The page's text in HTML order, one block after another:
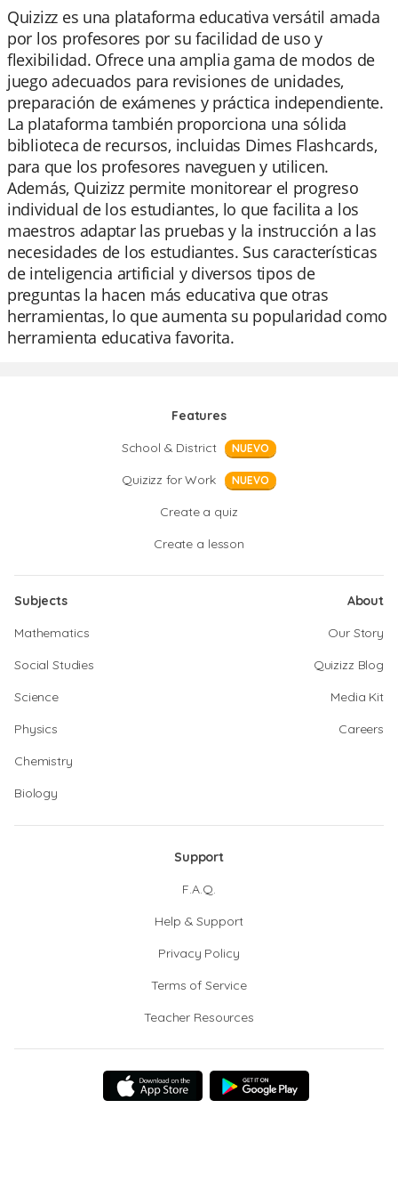
Quizizz es una plataforma educativa versátil amada
por los profesores por su facilidad de uso y
flexibilidad. Ofrece una amplia gama de modos de
juego adecuados para revisiones de unidades,
preparación de exámenes y práctica independiente.
La plataforma también proporciona una sólida
biblioteca de recursos, incluidas Dimes Flashcards,
para que los profesores naveguen y utilicen.
Además, Quizizz permite monitorear el progreso
individual de los estudiantes, lo que facilita a los
maestros adaptar las pruebas y la instrucción a las
necesidades de los estudiantes. Sus características
de inteligencia artificial y diversos tipos de
preguntas la hacen más educativa que otras
herramientas, lo que aumenta su popularidad como
herramienta educativa favorita.
Features
School & District
NUEVO
Quizizz for Work NUEVO
Create a quiz
Create a lesson
Subjects
Mathematics
Social Studies
Science
Physics
Chemistry
Biology
About
Our Story
Quizizz Blog
Media Kit
Careers
Support
F.A.Q.
Help & Support
Privacy Policy
Terms of Service
Teacher Resources